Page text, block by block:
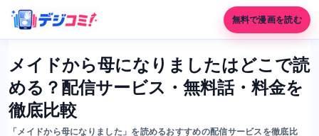
無料で漫画を読む
メイドから母になりましたはどこで読
める？配信サービス・無料話・料金を
徹底比較
「メイドから母になりました」を読めるおすすめの配信サービスを徹底比